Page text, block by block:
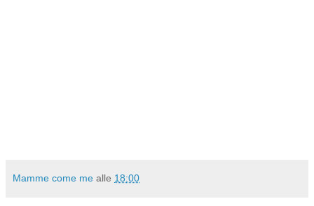
Mamme come me alle 18:00